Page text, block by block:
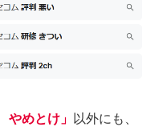
やめとけ」
以外にも、